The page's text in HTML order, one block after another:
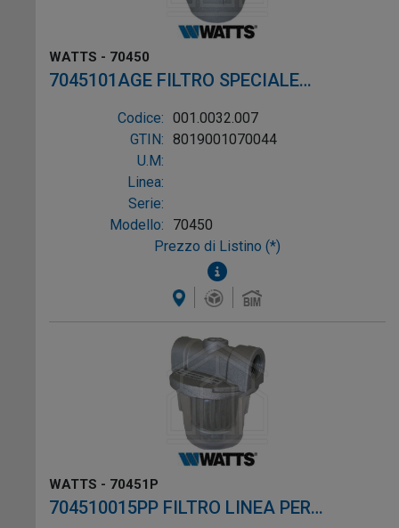
WATTS - 70450
7045101AGE FILTRO SPECIALE
BIODIESEL PER GASOLIO ø3/8"
Codice: 001.0032.007
GTIN: 8019001070044
U.M:
Linea:
Serie:
Modello:
70450
Prezzo di Listino (*)
WATTS - 70451P
704510015PP FILTRO LINEA PER